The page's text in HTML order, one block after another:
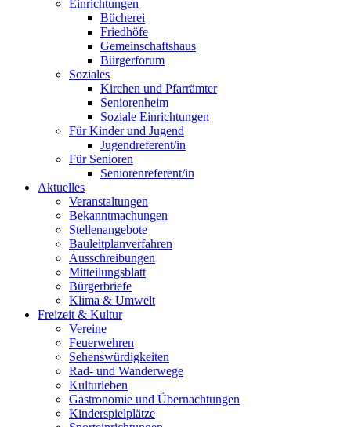
Einrichtungen
Bücherei
Friedhöfe
Gemeinschaftshaus
Bürgerforum
Soziales
Kirchen und Pfarrämter
Seniorenheim
Soziale Einrichtungen
Für Kinder und Jugend
Jugendreferent/in
Für Senioren
Seniorenreferent/in
Aktuelles
Veranstaltungen
Bekanntmachungen
Stellenangebote
Bauleitplanverfahren
Ausschreibungen
Mitteilungsblatt
Bürgerbriefe
Klima & Umwelt
Freizeit & Kultur
Vereine
Feuerwehren
Sehenswürdigkeiten
Rad- und Wanderwege
Kulturleben
Gastronomie und Übernachtungen
Kinderspielplätze